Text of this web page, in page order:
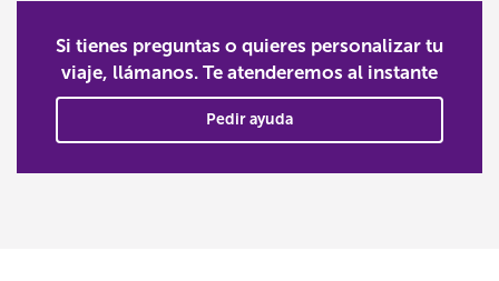
Si tienes preguntas o quieres personalizar tu
viaje, llámanos. Te atenderemos al instante
Pedir ayuda